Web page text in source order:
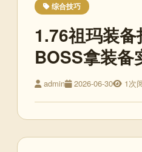
综合技巧
1.76祖玛装
BOSS拿装备
admin 2026-06-30 1次